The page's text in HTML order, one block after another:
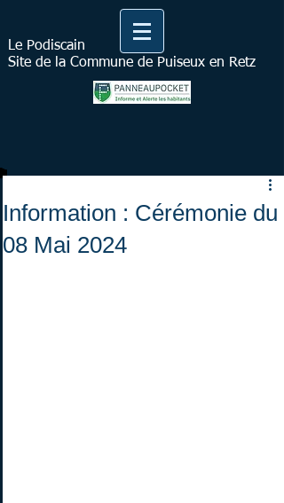
Le Podiscain
Site de la Commune de Puiseux en Retz
Information : Cérémonie du
08 Mai 2024